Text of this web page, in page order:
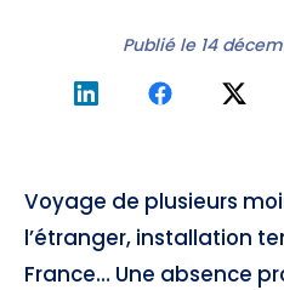
Publié le 14
Voyage de plusieurs
l’étranger, installation
France… Une absence